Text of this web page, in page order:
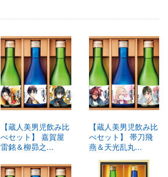
【蔵人美男児飲み比
べセット】 嘉賀屋
雷銘＆柳昴之...
【蔵人美男児飲み比
べセット】 帯刀飛
燕＆天光乱丸...